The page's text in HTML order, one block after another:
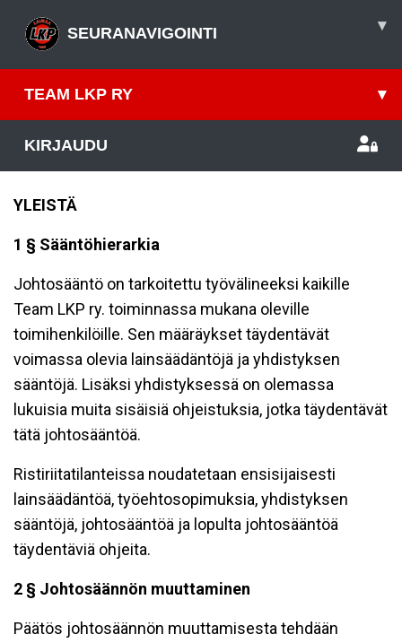
SEURANAVIGOINTI ▾
TEAM LKP RY ▾
KIRJAUDU
YLEISTÄ
1 § Sääntöhierarkia
Johtosääntö on tarkoitettu työvälineeksi kaikille
Team LKP ry. toiminnassa mukana oleville
toimihenkilöille. Sen määräykset täydentävät
voimassa olevia lainsäädäntöjä ja yhdistyksen
sääntöjä. Lisäksi yhdistyksessä on olemassa
lukuisia muita sisäisiä ohjeistuksia, jotka täydentävät
tätä johtosääntöä.
Ristiriitatilanteissa noudatetaan ensisijaisesti
lainsäädäntöä, työehtosopimuksia, yhdistyksen
sääntöjä, johtosääntöä ja lopulta johtosääntöä
täydentäviä ohjeita.
2 § Johtosäännön muuttaminen
Päätös johtosäännön muuttamisesta tehdään